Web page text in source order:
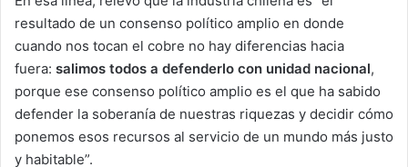
resultado de un consenso político amplio en donde
cuando nos tocan el cobre no hay diferencias hacia
fuera: salimos todos a defenderlo con unidad nacional,
porque ese consenso político amplio es el que ha sabido
defender la soberanía de nuestras riquezas y decidir cómo
ponemos esos recursos al servicio de un mundo más justo
y habitable”.